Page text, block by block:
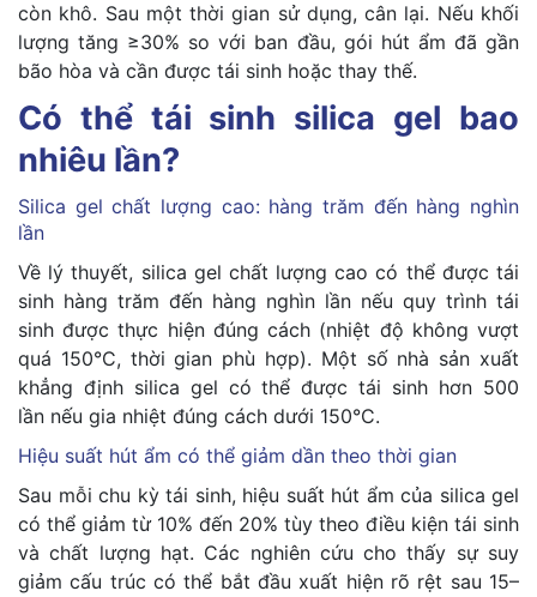
còn khô. Sau một thời gian sử dụng, cân lại. Nếu khối
lượng tăng ≥30% so với ban đầu, gói hút ẩm đã gần
bão hòa và cần được tái sinh hoặc thay thế.
Có thể tái sinh silica gel bao
nhiêu lần?
Silica gel chất lượng cao: hàng trăm đến hàng nghìn
lần
Về lý thuyết, silica gel chất lượng cao có thể được tái
sinh hàng trăm đến hàng nghìn lần nếu quy trình tái
sinh được thực hiện đúng cách (nhiệt độ không vượt
quá 150°C, thời gian phù hợp). Một số nhà sản xuất
khẳng định silica gel có thể được tái sinh hơn 500
lần nếu gia nhiệt đúng cách dưới 150°C.
Hiệu suất hút ẩm có thể giảm dần theo thời gian
Sau mỗi chu kỳ tái sinh, hiệu suất hút ẩm của silica gel
có thể giảm từ 10% đến 20% tùy theo điều kiện tái sinh
và chất lượng hạt. Các nghiên cứu cho thấy sự suy
giảm cấu trúc có thể bắt đầu xuất hiện rõ rệt sau 15–